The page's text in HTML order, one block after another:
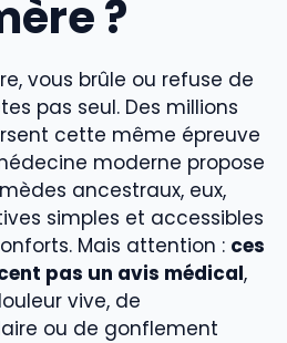
?
vous brûle ou refuse de
pas seul. Des millions
cette même épreuve
moderne propose
ancestraux, eux,
simples et accessibles
Mais attention : ces
pas un avis médical,
vive, de
ou de gonflement